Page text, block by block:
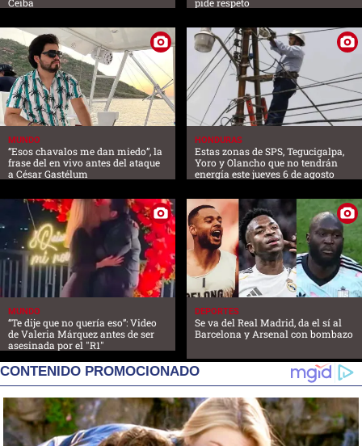
MUNDO
“Esos chavalos me dan miedo”, la
frase del en vivo antes del ataque
a César Gastélum
HONDURAS
Estas zonas de SPS, Tegucigalpa,
Yoro y Olancho que no tendrán
energía este jueves 6 de agosto
MUNDO
“Te dije que no quería eso”: Video
de Valeria Márquez antes de ser
asesinada por el "R1"
DEPORTES
Se va del Real Madrid, da el sí al
Barcelona y Arsenal con bombazo
CONTENIDO PROMOCIONADO